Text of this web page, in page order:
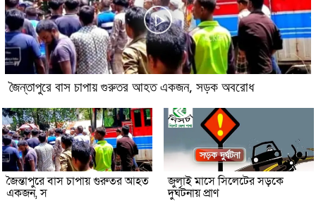
জৈন্তাপুরে বাস চাপায় গুরুতর আহত একজন, সড়ক অবরোধ
জৈন্তাপুরে বাস চাপায় গুরুতর আহত
একজন, স
জুলাই মাসে সিলেটের সড়কে
দুর্ঘটনায় প্রাণ